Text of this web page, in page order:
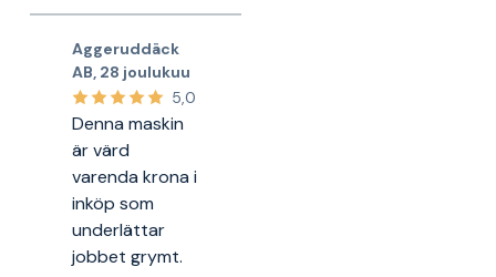
Aggeruddäck
AB 28 joulukuu
5,0
Denna maskin
är värd
varenda krona i
inköp som
underlättar
jobbet grymt.